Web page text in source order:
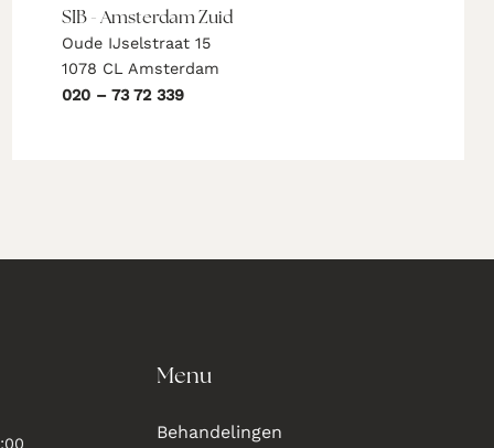
SIB - Amsterdam Zuid
Oude IJselstraat 15
1078 CL Amsterdam
020 – 73 72 339
Menu
Behandelingen